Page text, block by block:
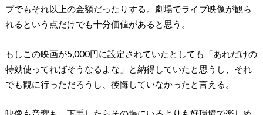
ブでもそれ以上の金額だったりする。劇場でライブ映像が観ら
れるという点だけでも十分価値があると思う。
もしこの映画が5,000円に設定されていたとしても「あれだけの
特効使ってればそうなるよな」と納得していたと思うし、それ
でも観に行っただろうし、後悔していなかったと言える。